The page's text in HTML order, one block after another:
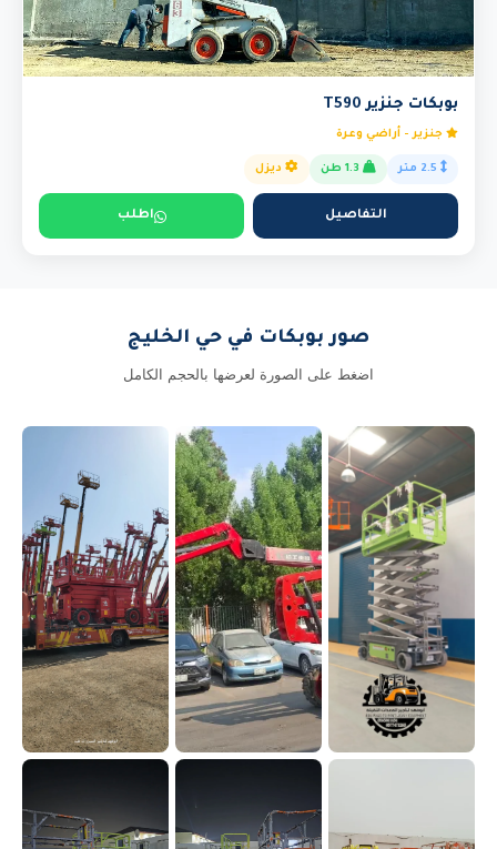
بوبكات جنزير T590
جنزير - أراضي وعرة
ديزل
التفاصيل اطلب
صور بوبكات في حي الخليج
اضغط على الصورة لعرضها بالحجم الكامل